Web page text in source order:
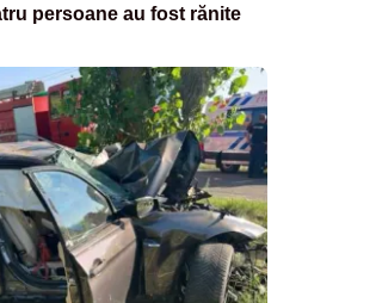
persoane au fost rănite